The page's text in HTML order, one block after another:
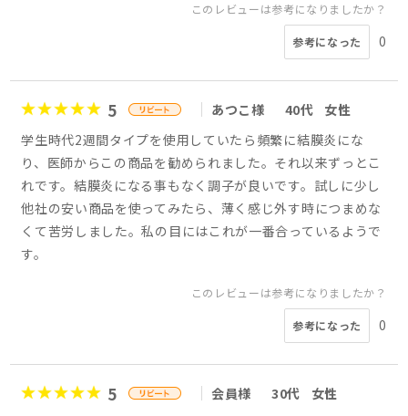
このレビューは参考になりましたか？
参考になった 0
5 あつこ様 40代
女性
学生時代2週間タイプを使用していたら頻繁に結膜炎にな
り、医師からこの商品を勧められました。それ以来ずっとこ
れです。結膜炎になる事もなく調子が良いです。試しに少し
他社の安い商品を使ってみたら、薄く感じ外す時につまめな
くて苦労しました。私の目にはこれが一番合っているようで
す。
このレビューは参考になりましたか？
参考になった 0
5 会員様 30代
女性